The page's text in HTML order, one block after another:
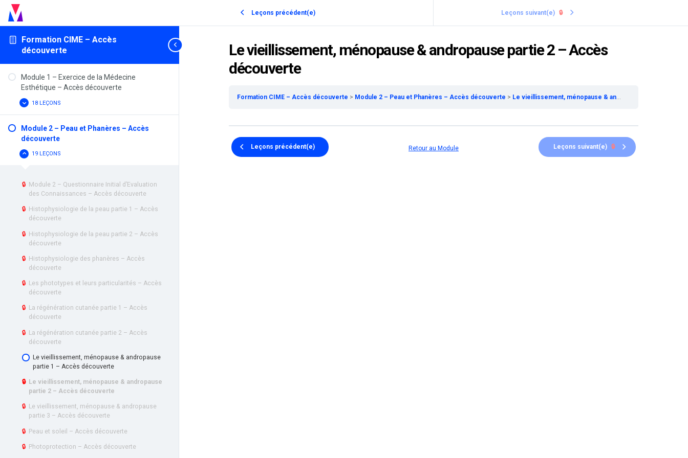
Formation CIME – Accès
découverte
Module 1 – Exercice de la Médecine
Esthétique – Accès découverte
AFFICHER
MODULE
EXERCICE
DE
LA
ESTHÉTIQUE
–
18 LEÇONS
Module 2 – Peau et Phanères – Accès
découverte
CACHER
MODULE
ET
PHANÈRES
DÉCOUVERTE
19 LEÇONS
🔒 Module 2 – Questionnaire Initial d’Evaluation
des Connaissances – Accès découverte
🔒 Histophysiologie de la peau partie 1 – Accès
découverte
🔒 Histophysiologie de la peau partie 2 – Accès
découverte
🔒 Histophysiologie des phanères – Accès
découverte
🔒 Les phototypes et leurs particularités – Accès
découverte
🔒 La régénération cutanée partie 1 – Accès
découverte
🔒 La régénération cutanée partie 2 – Accès
découverte
Le vieillissement, ménopause & andropause
partie 1 – Accès découverte
🔒
Le vieillissement, ménopause & andropause
partie 2 – Accès découverte
🔒 Le vieillissement, ménopause & andropause
partie 3 – Accès découverte
🔒 Peau et soleil – Accès découverte
🔒 Photoprotection – Accès découverte
Leçons précédent(e) Leçons suivant(e) 🔒
Le vieillissement, ménopause & andropause partie 2 – Accès
découverte
Formation CIME – Accès découverte Module 2 – Peau et Phanères – Accès découverte Le vieillissement, ménopause & andropause partie 2 – Accès découverte
Leçons précédent(e) Retour au Module Leçons suivant(e) 🔒